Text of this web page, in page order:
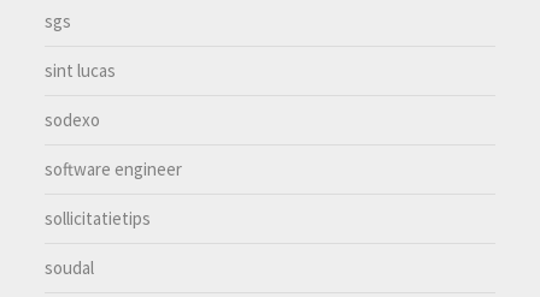
sgs
sint lucas
sodexo
software engineer
sollicitatietips
soudal